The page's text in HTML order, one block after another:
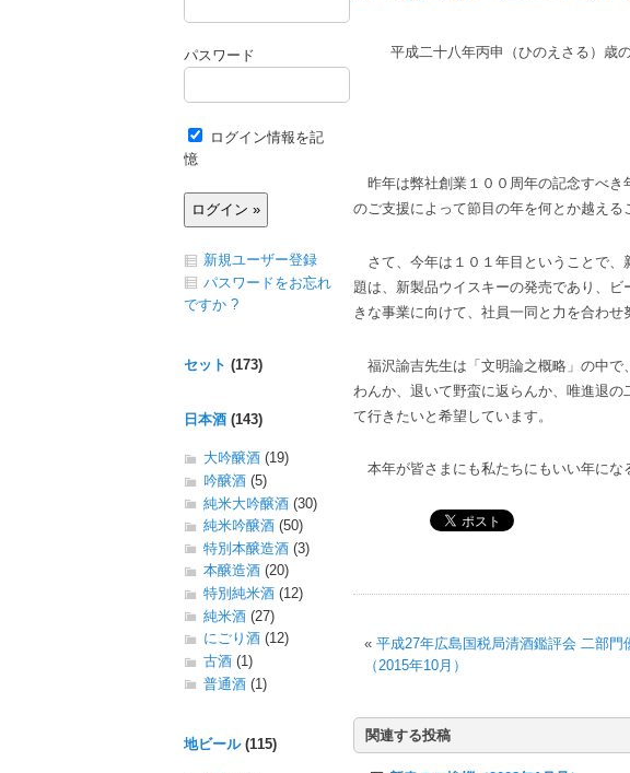
平成二十八年丙申（ひのえさる）歳
昨年は弊社創業１００周年の記念すべき
のご支援によって節目の年を何とか越える
さて、今年は１０１年目ということで、
題は、新製品ウイスキーの発売であり、
きな事業に向けて、社員一同と力を合わせ
福沢諭吉先生は「文明論之概略」の中で
わんか、退いて野蛮に返らんか、唯進退
て行きたいと希望しています。
本年が皆さまにも私たちにもいい年にな
« 平成27年広島国税局清酒鑑評会 二部門
（2015年10月）
関連する投稿
パスワード
ログイン情報を記
憶
新規ユーザー登録
パスワードをお忘れ
ですか ?
セット (173)
日本酒 (143)
大吟醸酒 (19)
吟醸酒 (5)
純米大吟醸酒 (30)
純米吟醸酒 (50)
特別本醸造酒 (3)
本醸造酒 (20)
特別純米酒 (12)
純米酒 (27)
にごり酒 (12)
古酒 (1)
普通酒 (1)
地ビール(115)